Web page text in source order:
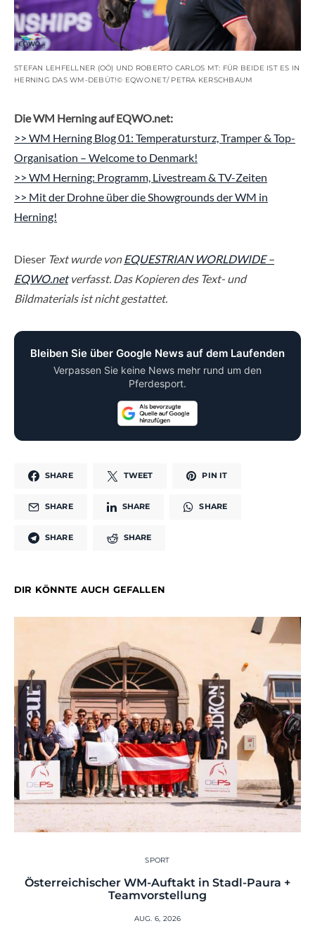
STEFAN LEHFELLNER (OÖ) UND ROBERTO CARLOS MT: FÜR BEIDE IST ES IN
HERNING DAS WM-DEBÜT!© EQWO.NET/ PETRA KERSCHBAUM
Die WM Herning auf EQWO.net:
>> WM Herning Blog 01: Temperatursturz, Tramper & Top-
Organisation – Welcome to Denmark!
>> WM Herning: Programm, Livestream & TV-Zeiten
>> Mit der Drohne über die Showgrounds der WM in
Herning!
Dieser Text wurde von EQUESTRIAN WORLDWIDE –
EQWO.netverfasst. Das Kopieren des Text- und
Bildmaterials ist nicht gestattet.
Bleiben Sie über Google News auf dem Laufenden
Verpassen Sie keine News mehr rund um den
Pferdesport.
SHARE TWEET PIN IT
SHARE SHARE SHARE
SHARE SHARE
DIR KÖNNTE AUCH GEFALLEN
SPORT
Österreichischer WM-Auftakt in Stadl-Paura +
Teamvorstellung
AUG. 6, 2026